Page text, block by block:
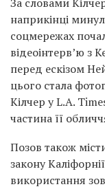
наприкінці
соцмережах
відеоінтерв’ю з
перед ескізом
цього стала
Кілчер у L.A.
частина її
Позов також
закону
використання